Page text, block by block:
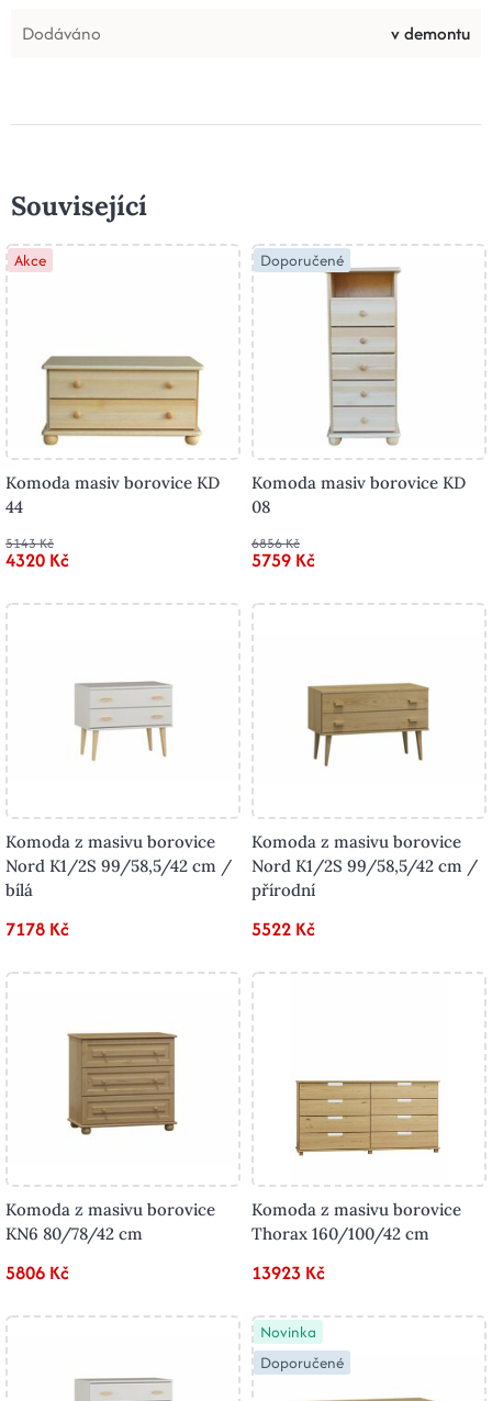
Dodáváno v demontu
Související
Akce
Komoda masiv borovice KD
44
5143 Kč
4320 Kč
Doporučené
Komoda masiv borovice KD
08
6856 Kč
5759 Kč
Komoda z masivu borovice
Nord K1/2S 99/58,5/42 cm /
bílá
7178 Kč
Komoda z masivu borovice
Nord K1/2S 99/58,5/42 cm /
přírodní
5522 Kč
Komoda z masivu borovice
KN6 80/78/42 cm
5806 Kč
Komoda z masivu borovice
Thorax 160/100/42 cm
13923 Kč
Novinka
Doporučené